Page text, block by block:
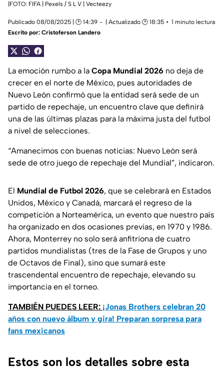
|FOTO: FIFA | Pexels / S L V | Vecteezy
Publicado 08/08/2025 | 🕑 14:39 | Actualizado 🕑 18:35
1 minuto lectura
Escrito por: Cristoferson Landero
La emoción rumbo a la Copa Mundial 2026 no deja de
crecer en el norte de México, pues autoridades de
Nuevo León confirmó que la entidad será sede de un
partido de repechaje, un encuentro clave que definirá
una de las últimas plazas para la máxima justa del futbol
a nivel de selecciones.
“Amanecimos con buenas noticias: Nuevo León será
sede de otro juego de repechaje del Mundial”, indicaron.
El Mundial de Futbol 2026, que se celebrará en Estados
Unidos, México y Canadá, marcará el regreso de la
competición a Norteamérica, un evento que nuestro país
ha organizado en dos ocasiones previas, en 1970 y 1986.
Ahora, Monterrey no solo será anfitriona de cuatro
partidos mundialistas (tres de la Fase de Grupos y uno
de Octavos de Final), sino que sumará este
trascendental encuentro de repechaje, elevando su
importancia en el torneo.
TAMBIÉN PUEDES LEER: ¡Jonas Brothers celebran 20
años con nuevo álbum y gira! Preparan sorpresa para
fans mexicanos
Estos son los detalles sobre esta